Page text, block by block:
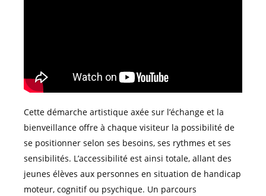
Cette démarche artistique axée sur l’échange et la
bienveillance offre à chaque visiteur la possibilité de
se positionner selon ses besoins, ses rythmes et ses
sensibilités. L’accessibilité est ainsi totale, allant des
jeunes élèves aux personnes en situation de handicap
moteur, cognitif ou psychique. Un parcours